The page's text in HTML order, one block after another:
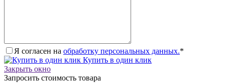
Я согласен на обработку персональных данных.*
Купить в один клик
Закрыть окно
Запросить стоимость товара